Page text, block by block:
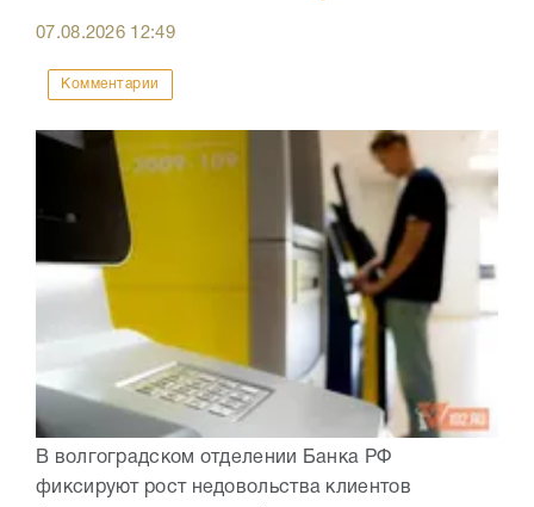
07.08.2026 12:49
Комментарии
В волгоградском отделении Банка РФ
фиксируют рост недовольства клиентов